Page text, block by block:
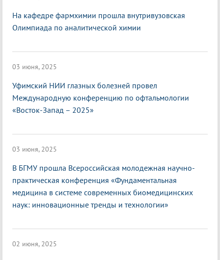
На кафедре фармхимии прошла внутривузовская
Олимпиада по аналитической химии
03 июня, 2025
Уфимский НИИ глазных болезней провел
Международную конференцию по офтальмологии
«Восток-Запад – 2025»
03 июня, 2025
В БГМУ прошла Всероссийская молодежная научно-
практическая конференция «Фундаментальная
медицина в системе современных биомедицинских
наук: инновационные тренды и технологии»
02 июня, 2025